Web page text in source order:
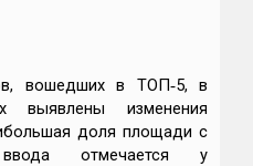
вошедших в ТОП‑5, в
выявлены изменения
доля площади с
отмечается у